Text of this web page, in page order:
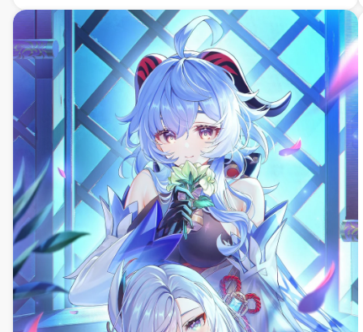
kunstwerk met hoge resolutie.